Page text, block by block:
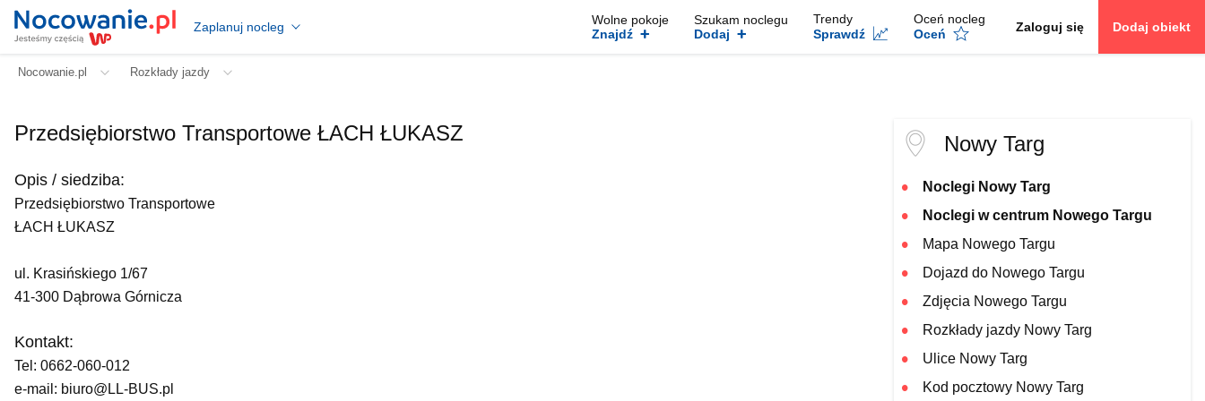
Zaplanuj nocleg
Wolne pokoje
Znajdź +
Szukam noclegu
Dodaj +
Trendy
Sprawdź
Oceń nocleg
Oceń
Zaloguj się Dodaj obiekt
Nocowanie.pl Rozkłady jazdy
Przedsiębiorstwo Transportowe ŁACH ŁUKASZ
Opis / siedziba:
Przedsiębiorstwo Transportowe
ŁACH ŁUKASZ
ul. Krasińskiego 1/67
41-300 Dąbrowa Górnicza
Kontakt:
Tel: 0662-060-012
e-mail: biuro@LL-BUS.pl
Nowy Targ
Noclegi Nowy Targ
Noclegi w centrum Nowego Targu
Mapa Nowego Targu
Dojazd do Nowego Targu
Zdjęcia Nowego Targu
Rozkłady jazdy Nowy Targ
Ulice Nowy Targ
Kod pocztowy Nowy Targ